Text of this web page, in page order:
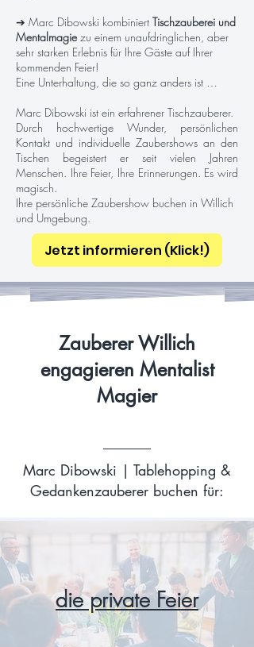
➔ Marc Dibowski kombiniert Tischzauberei und
Mentalmagiezu einem unaufdringlichen, aber
sehr starken Erlebnis für Ihre Gäste auf Ihrer
kommenden Feier!
Eine Unterhaltung, die so ganz anders ist …
Marc Dibowski ist ein erfahrener Tischzauberer.
Durch hochwertige Wunder, persönlichen
Kontakt und individuelle Zaubershows an den
Tischen begeistert er seit vielen Jahren
Menschen. Ihre Feier, Ihre Erinnerungen. Es wird
magisch.
Ihre persönliche Zaubershow buchen in Willich
und Umgebung.
Jetzt informieren (Klick!)
Zauberer Willich
engagieren Mentalist
Magier
Marc Dibowski | Tablehopping &
Gedankenzauberer buchen für:
die private Feier